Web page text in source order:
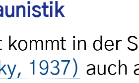
kommt in der
1937) auch